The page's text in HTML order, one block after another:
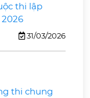
thi lập
31/03/2026
thi chung